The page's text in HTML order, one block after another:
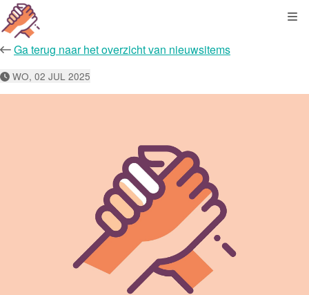
Ga terug naar het overzicht van nieuwsitems
WO, 02 JUL 2025